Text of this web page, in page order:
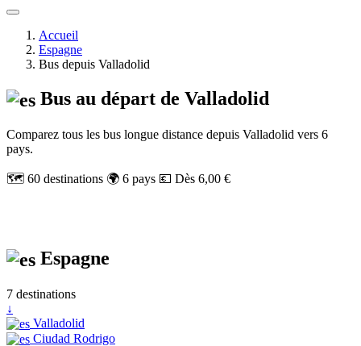
Accueil
Espagne
Bus depuis Valladolid
Bus au départ de Valladolid
Comparez tous les bus longue distance depuis Valladolid vers 6
pays.
🗺️ 60 destinations 🌍 6 pays 💶 Dès 6,00 €
Espagne
7 destinations
↓
Valladolid
Ciudad Rodrigo